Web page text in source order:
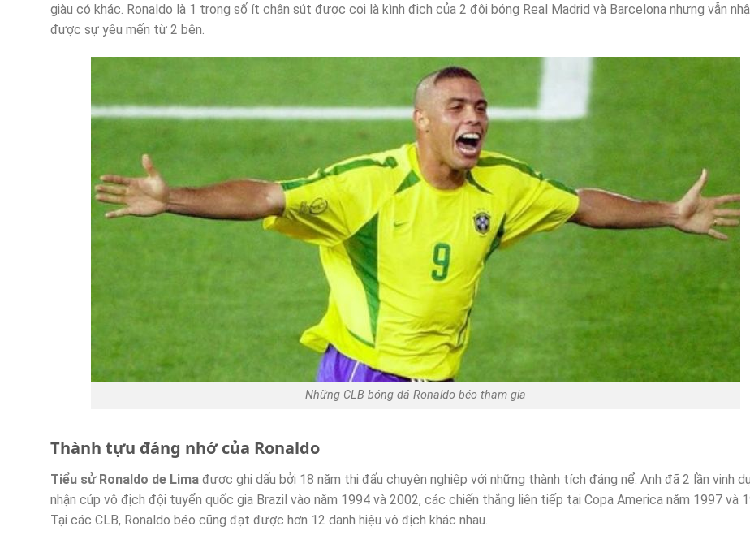
giàu có khác. Ronaldo là 1 trong số ít chân sút được coi là kình địch của 2 đội bóng Real Madrid và Barcelona nhưng vẫn
được sự yêu mến từ 2 bên.
Những CLB bóng đá Ronaldo béo tham gia
Thành tựu đáng nhớ của Ronaldo
Tiểu sử Ronaldo de Lima được ghi dấu bởi 18 năm thi đấu chuyên nghiệp với những thành tích đáng nể. Anh đã 2 lần vinh
nhận cúp vô địch đội tuyển quốc gia Brazil vào năm 1994 và 2002, các chiến thắng liên tiếp tại Copa America năm 1997 và
Tại các CLB, Ronaldo béo cũng đạt được hơn 12 danh hiệu vô địch khác nhau.